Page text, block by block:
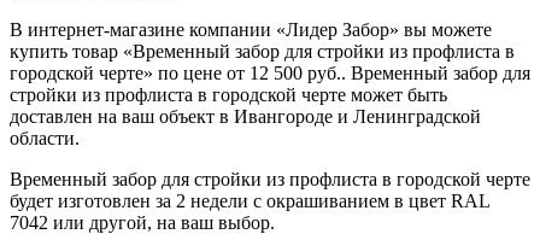
В интернет-магазине компании «Лидер Забор» вы можете
купить товар «Временный забор для стройки из профлиста в
городской черте» по цене от 12 500 руб.. Временный забор для
стройки из профлиста в городской черте может быть
доставлен на ваш объект в Ивангороде и Ленинградской
области.
Временный забор для стройки из профлиста в городской черте
будет изготовлен за 2 недели с окрашиванием в цвет RAL
7042 или другой, на ваш выбор.